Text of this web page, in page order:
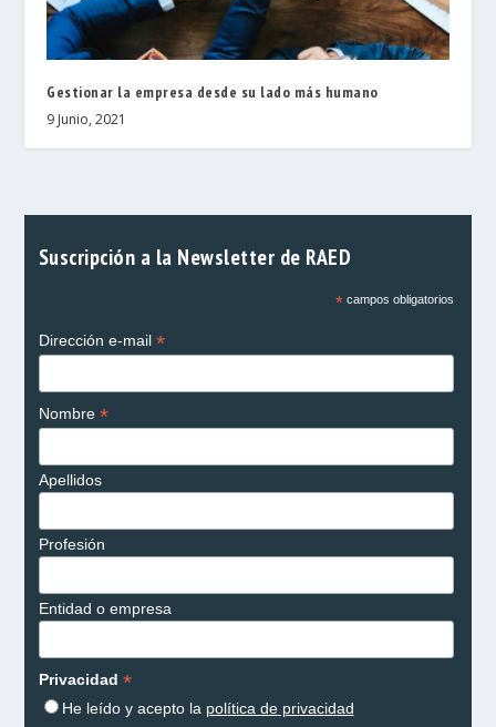
Gestionar la empresa desde su lado más humano
9 Junio, 2021
Suscripción a la Newsletter de RAED
*campos obligatorios
Dirección e-mail *
Nombre *
Apellidos
Profesión
Entidad o empresa
Privacidad *
He leído y acepto la política de privacidad